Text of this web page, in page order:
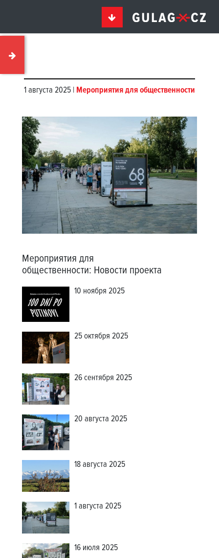
1 августа 2025 | Мероприятия для общественности
Мероприятия для
общественности: Новости проекта
10 ноября 2025
25 октября 2025
26 сентября 2025
20 августа 2025
18 августа 2025
1 августа 2025
16 июля 2025